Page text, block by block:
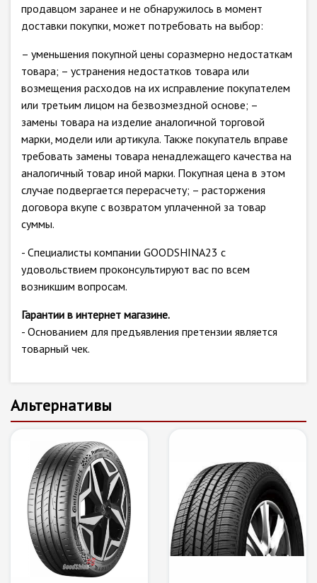
продавцом заранее и не обнаружилось в момент
доставки покупки, может потребовать на выбор:
– уменьшения покупной цены соразмерно недостаткам
товара; – устранения недостатков товара или
возмещения расходов на их исправление покупателем
или третьим лицом на безвозмездной основе; –
замены товара на изделие аналогичной торговой
марки, модели или артикула. Также покупатель вправе
требовать замены товара ненадлежащего качества на
аналогичный товар иной марки. Покупная цена в этом
случае подвергается перерасчету; – расторжения
договора вкупе с возвратом уплаченной за товар
суммы.
- Специалисты компании GOODSHINA23 с
удовольствием проконсультируют вас по всем
возникшим вопросам.
Гарантии в интернет магазине.
- Основанием для предъявления претензии является
товарный чек.
Альтернативы